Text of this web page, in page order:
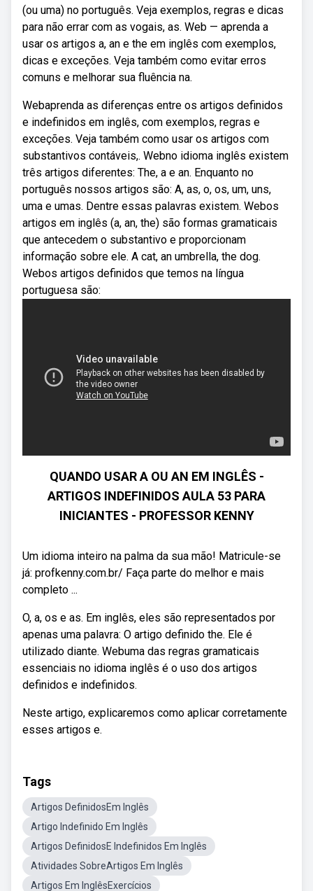
(ou uma) no português. Veja exemplos, regras e dicas
para não errar com as vogais, as. Web — aprenda a
usar os artigos a, an e the em inglês com exemplos,
dicas e exceções. Veja também como evitar erros
comuns e melhorar sua fluência na.
Webaprenda as diferenças entre os artigos definidos
e indefinidos em inglês, com exemplos, regras e
exceções. Veja também como usar os artigos com
substantivos contáveis,. Webno idioma inglês existem
três artigos diferentes: The, a e an. Enquanto no
português nossos artigos são: A, as, o, os, um, uns,
uma e umas. Dentre essas palavras existem. Webos
artigos em inglês (a, an, the) são formas gramaticais
que antecedem o substantivo e proporcionam
informação sobre ele. A cat, an umbrella, the dog.
Webos artigos definidos que temos na língua
portuguesa são:
QUANDO USAR A OU AN EM INGLÊS -
ARTIGOS INDEFINIDOS AULA 53 PARA
INICIANTES - PROFESSOR KENNY
Um idioma inteiro na palma da sua mão! Matricule-se
já: profkenny.com.br/ Faça parte do melhor e mais
completo ...
O, a, os e as. Em inglês, eles são representados por
apenas uma palavra: O artigo definido the. Ele é
utilizado diante. Webuma das regras gramaticais
essenciais no idioma inglês é o uso dos artigos
definidos e indefinidos.
Neste artigo, explicaremos como aplicar corretamente
esses artigos e.
Tags
Artigos DefinidosEm Inglês
Artigo Indefinido Em Inglês
Artigos DefinidosE Indefinidos Em Inglês
Atividades SobreArtigos Em Inglês
Artigos Em InglêsExercícios